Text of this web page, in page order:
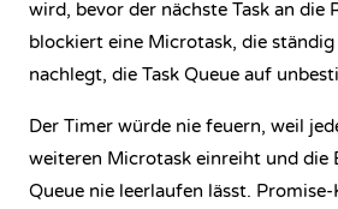
wird, bevor der nächste Task an die
blockiert eine Microtask, die
nachlegt, die Task Queue auf
Der Timer würde nie feuern, weil
weiteren Microtask einreiht und die
Queue nie leerlaufen lässt.